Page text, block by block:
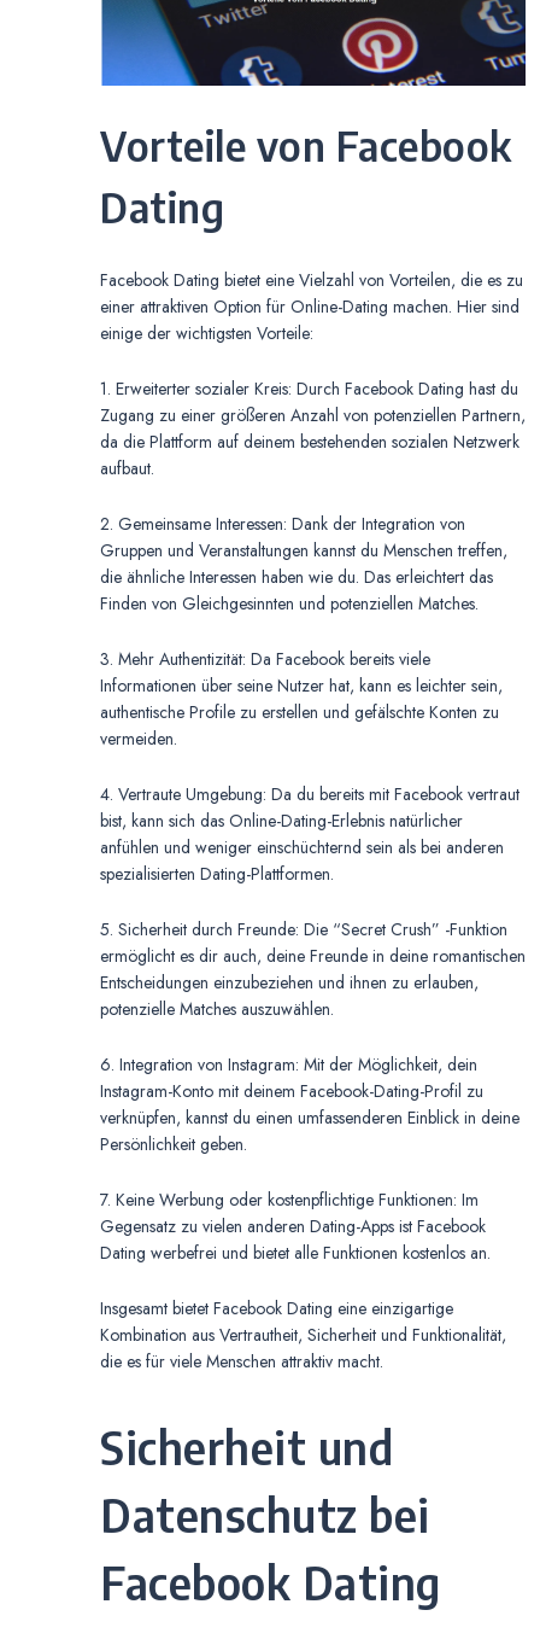
Vorteile von Facebook
Dating
Facebook Dating bietet eine Vielzahl von Vorteilen, die es zu
einer attraktiven Option für Online-Dating machen. Hier sind
einige der wichtigsten Vorteile:
1. Erweiterter sozialer Kreis: Durch Facebook Dating hast du
Zugang zu einer größeren Anzahl von potenziellen Partnern,
da die Plattform auf deinem bestehenden sozialen Netzwerk
aufbaut.
2. Gemeinsame Interessen: Dank der Integration von
Gruppen und Veranstaltungen kannst du Menschen treffen,
die ähnliche Interessen haben wie du. Das erleichtert das
Finden von Gleichgesinnten und potenziellen Matches.
3. Mehr Authentizität: Da Facebook bereits viele
Informationen über seine Nutzer hat, kann es leichter sein,
authentische Profile zu erstellen und gefälschte Konten zu
vermeiden.
4. Vertraute Umgebung: Da du bereits mit Facebook vertraut
bist, kann sich das Online-Dating-Erlebnis natürlicher
anfühlen und weniger einschüchternd sein als bei anderen
spezialisierten Dating-Plattformen.
5. Sicherheit durch Freunde: Die “Secret Crush” -Funktion
ermöglicht es dir auch, deine Freunde in deine romantischen
Entscheidungen einzubeziehen und ihnen zu erlauben,
potenzielle Matches auszuwählen.
6. Integration von Instagram: Mit der Möglichkeit, dein
Instagram-Konto mit deinem Facebook-Dating-Profil zu
verknüpfen, kannst du einen umfassenderen Einblick in deine
Persönlichkeit geben.
7. Keine Werbung oder kostenpflichtige Funktionen: Im
Gegensatz zu vielen anderen Dating-Apps ist Facebook
Dating werbefrei und bietet alle Funktionen kostenlos an.
Insgesamt bietet Facebook Dating eine einzigartige
Kombination aus Vertrautheit, Sicherheit und Funktionalität,
die es für viele Menschen attraktiv macht.
Sicherheit und
Datenschutz bei
Facebook Dating